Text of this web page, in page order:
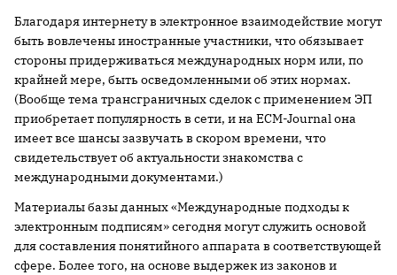
Благодаря интернету в электронное взаимодействие могут
быть вовлечены иностранные участники, что обязывает
стороны придерживаться международных норм или, по
крайней мере, быть осведомленными об этих нормах.
(Вообще тема трансграничных сделок с применением ЭП
приобретает популярность в сети, и на ECM-Journal она
имеет все шансы зазвучать в скором времени, что
свидетельствует об актуальности знакомства с
международными документами.)
Материалы базы данных «Международные подходы к
электронным подписям» сегодня могут служить основой
для составления понятийного аппарата в соответствующей
сфере. Более того, на основе выдержек из законов и